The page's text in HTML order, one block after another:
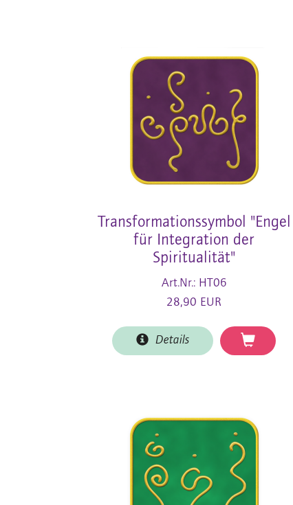
Transformationssymbol "Engel
für Integration der
Spiritualität"
Art.Nr.: HT06
28,90 EUR
Details